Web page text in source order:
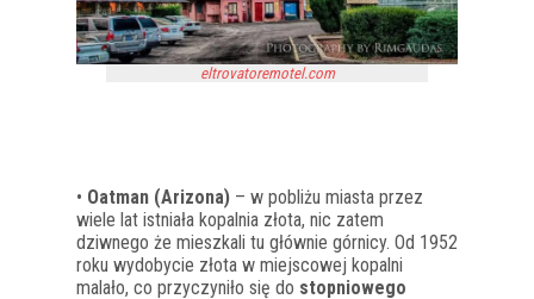
eltrovatoremotel.com
• Oatman (Arizona) – w pobliżu miasta przez
wiele lat istniała kopalnia złota, nic zatem
dziwnego że mieszkali tu głównie górnicy. Od 1952
roku wydobycie złota w miejscowej kopalni
malało, co przyczyniło się do stopniowego